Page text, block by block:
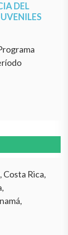
DEL
Rica,